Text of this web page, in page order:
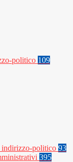
politico 109
indirizzo-politico 93
395